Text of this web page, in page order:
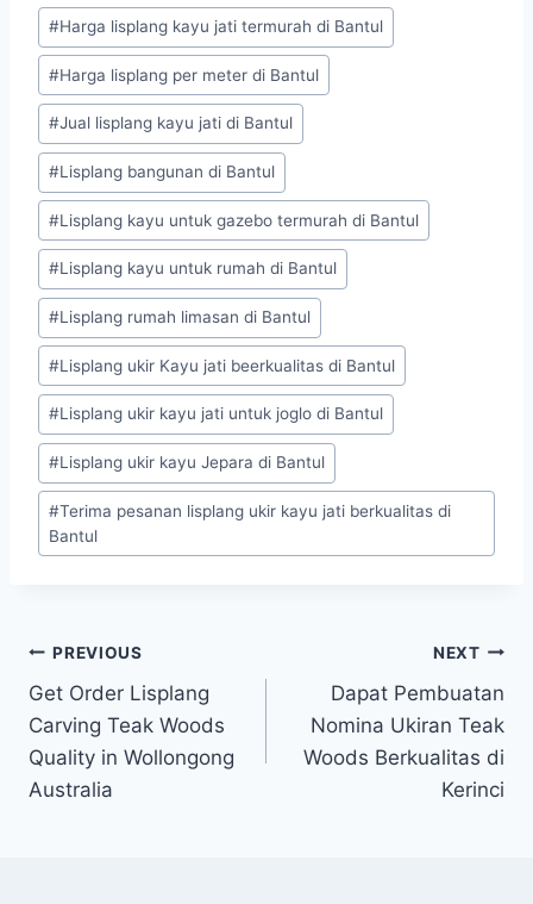
#Harga lisplang kayu jati termurah di Bantul
#Harga lisplang per meter di Bantul
#Jual lisplang kayu jati di Bantul
#Lisplang bangunan di Bantul
#Lisplang kayu untuk gazebo termurah di Bantul
#Lisplang kayu untuk rumah di Bantul
#Lisplang rumah limasan di Bantul
#Lisplang ukir Kayu jati beerkualitas di Bantul
#Lisplang ukir kayu jati untuk joglo di Bantul
#Lisplang ukir kayu Jepara di Bantul
#Terima pesanan lisplang ukir kayu jati berkualitas di
Bantul
PREVIOUS
Get Order Lisplang
Carving Teak Woods
Quality in Wollongong
Australia
NEXT
Dapat Pembuatan
Nomina Ukiran Teak
Woods Berkualitas di
Kerinci